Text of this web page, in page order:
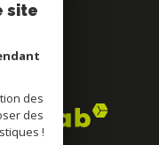
site
des
des
!